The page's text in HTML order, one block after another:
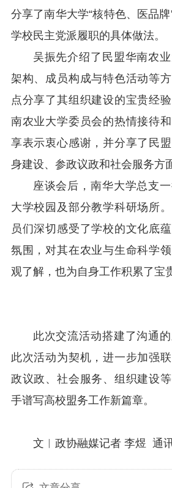
分享了南华大学“核特色、医品
学校民主党派履职的具体做法。
吴振先介绍了民盟华南农
架构、成员构成与特色活动等
点分享了其组织建设的宝贵经
南农业大学委员会的热情接待
享表示衷心感谢，并分享了民
身建设、参政议政和社会服务方
座谈会后，南华大学总支
大学校园及部分教学科研场所
员们深切感受了学校的文化底
氛围，对其在农业与生命科学
观了解，也为自身工作积累了宝
此次交流活动搭建了沟通
此次活动为契机，进一步加强
政议政、社会服务、组织建设
手谱写高校盟务工作新篇章。
文︱政协融媒记者 李煜 通